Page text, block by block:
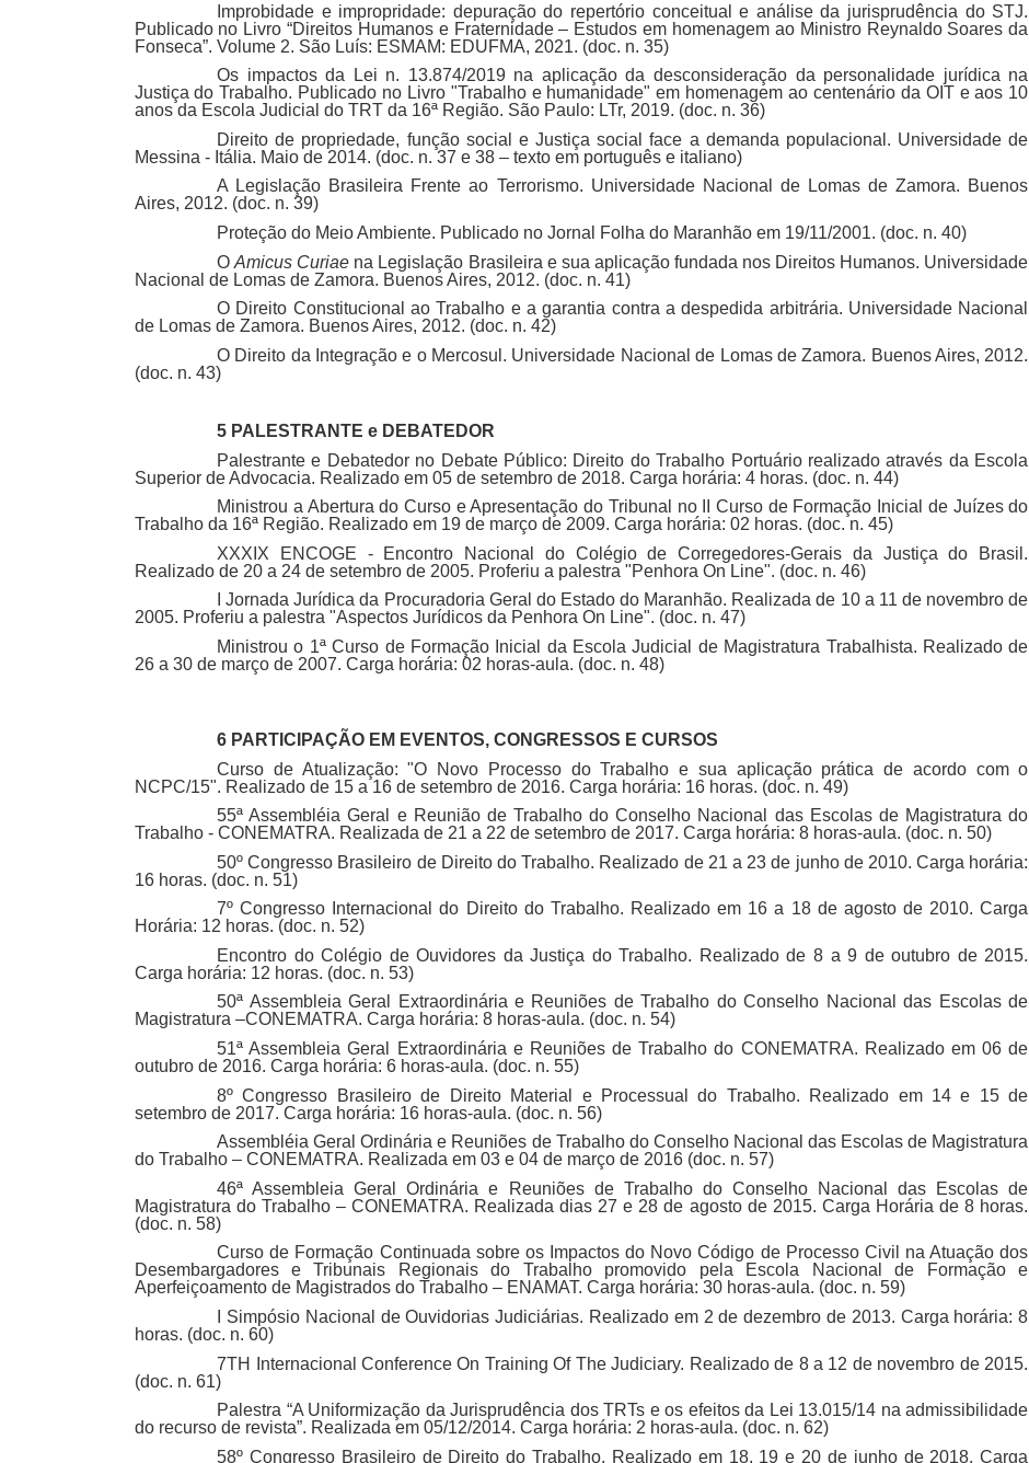
Improbidade e impropridade: depuração do repertório conceitual e análise da jurisprudência do STJ.
Publicado no Livro “Direitos Humanos e Fraternidade – Estudos em homenagem ao Ministro Reynaldo Soares da
Fonseca”. Volume 2. São Luís: ESMAM: EDUFMA, 2021. (doc. n. 35)
Os impactos da Lei n. 13.874/2019 na aplicação da desconsideração da personalidade jurídica na
Justiça do Trabalho. Publicado no Livro "Trabalho e humanidade" em homenagem ao centenário da OIT e aos 10
anos da Escola Judicial do TRT da 16ª Região. São Paulo: LTr, 2019. (doc. n. 36)
Direito de propriedade, função social e Justiça social face a demanda populacional. Universidade de
Messina - Itália. Maio de 2014. (doc. n. 37 e 38 – texto em português e italiano)
A Legislação Brasileira Frente ao Terrorismo. Universidade Nacional de Lomas de Zamora. Buenos
Aires, 2012. (doc. n. 39)
Proteção do Meio Ambiente. Publicado no Jornal Folha do Maranhão em 19/11/2001. (doc. n. 40)
OAmicus Curiae na Legislação Brasileira e sua aplicação fundada nos Direitos Humanos. Universidade
Nacional de Lomas de Zamora. Buenos Aires, 2012. (doc. n. 41)
O Direito Constitucional ao Trabalho e a garantia contra a despedida arbitrária. Universidade Nacional
de Lomas de Zamora. Buenos Aires, 2012. (doc. n. 42)
O Direito da Integração e o Mercosul. Universidade Nacional de Lomas de Zamora. Buenos Aires, 2012.
(doc. n. 43)
5 PALESTRANTE e DEBATEDOR
Palestrante e Debatedor no Debate Público: Direito do Trabalho Portuário realizado através da Escola
Superior de Advocacia. Realizado em 05 de setembro de 2018. Carga horária: 4 horas. (doc. n. 44)
Ministrou a Abertura do Curso e Apresentação do Tribunal no II Curso de Formação Inicial de Juízes do
Trabalho da 16ª Região. Realizado em 19 de março de 2009. Carga horária: 02 horas. (doc. n. 45)
XXXIX ENCOGE - Encontro Nacional do Colégio de Corregedores-Gerais da Justiça do Brasil.
Realizado de 20 a 24 de setembro de 2005. Proferiu a palestra "Penhora On Line". (doc. n. 46)
I Jornada Jurídica da Procuradoria Geral do Estado do Maranhão. Realizada de 10 a 11 de novembro de
2005. Proferiu a palestra "Aspectos Jurídicos da Penhora On Line". (doc. n. 47)
Ministrou o 1ª Curso de Formação Inicial da Escola Judicial de Magistratura Trabalhista. Realizado de
26 a 30 de março de 2007. Carga horária: 02 horas-aula. (doc. n. 48)
6 PARTICIPAÇÃO EM EVENTOS, CONGRESSOS E CURSOS
Curso de Atualização: "O Novo Processo do Trabalho e sua aplicação prática de acordo com o
NCPC/15". Realizado de 15 a 16 de setembro de 2016. Carga horária: 16 horas. (doc. n. 49)
55ª Assembléia Geral e Reunião de Trabalho do Conselho Nacional das Escolas de Magistratura do
Trabalho - CONEMATRA. Realizada de 21 a 22 de setembro de 2017. Carga horária: 8 horas-aula. (doc. n. 50)
50º Congresso Brasileiro de Direito do Trabalho. Realizado de 21 a 23 de junho de 2010. Carga horária:
16 horas. (doc. n. 51)
7º Congresso Internacional do Direito do Trabalho. Realizado em 16 a 18 de agosto de 2010. Carga
Horária: 12 horas. (doc. n. 52)
Encontro do Colégio de Ouvidores da Justiça do Trabalho. Realizado de 8 a 9 de outubro de 2015.
Carga horária: 12 horas. (doc. n. 53)
50ª Assembleia Geral Extraordinária e Reuniões de Trabalho do Conselho Nacional das Escolas de
Magistratura –CONEMATRA. Carga horária: 8 horas-aula. (doc. n. 54)
51ª Assembleia Geral Extraordinária e Reuniões de Trabalho do CONEMATRA. Realizado em 06 de
outubro de 2016. Carga horária: 6 horas-aula. (doc. n. 55)
8º Congresso Brasileiro de Direito Material e Processual do Trabalho. Realizado em 14 e 15 de
setembro de 2017. Carga horária: 16 horas-aula. (doc. n. 56)
Assembléia Geral Ordinária e Reuniões de Trabalho do Conselho Nacional das Escolas de Magistratura
do Trabalho – CONEMATRA. Realizada em 03 e 04 de março de 2016 (doc. n. 57)
46ª Assembleia Geral Ordinária e Reuniões de Trabalho do Conselho Nacional das Escolas de
Magistratura do Trabalho – CONEMATRA. Realizada dias 27 e 28 de agosto de 2015. Carga Horária de 8 horas.
(doc. n. 58)
Curso de Formação Continuada sobre os Impactos do Novo Código de Processo Civil na Atuação dos
Desembargadores e Tribunais Regionais do Trabalho promovido pela Escola Nacional de Formação e
Aperfeiçoamento de Magistrados do Trabalho – ENAMAT. Carga horária: 30 horas-aula. (doc. n. 59)
I Simpósio Nacional de Ouvidorias Judiciárias. Realizado em 2 de dezembro de 2013. Carga horária: 8
horas. (doc. n. 60)
7TH Internacional Conference On Training Of The Judiciary. Realizado de 8 a 12 de novembro de 2015.
(doc. n. 61)
Palestra “A Uniformização da Jurisprudência dos TRTs e os efeitos da Lei 13.015/14 na admissibilidade
do recurso de revista”. Realizada em 05/12/2014. Carga horária: 2 horas-aula. (doc. n. 62)
58º Congresso Brasileiro de Direito do Trabalho. Realizado em 18, 19 e 20 de junho de 2018. Carga